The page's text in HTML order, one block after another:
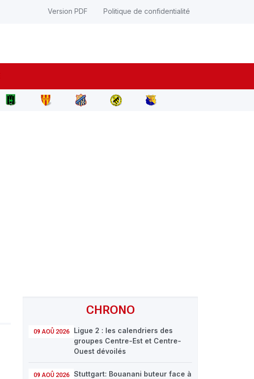
Version PDF Politique de confidentialité
CHRONO
09 AOÛ 2026
Ligue 2 : les calendriers des
groupes Centre-Est et Centre-
Ouest dévoilés
09 AOÛ 2026
Stuttgart: Bouanani buteur face à